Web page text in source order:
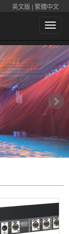
英文版 | 繁體中文
导
菜
单